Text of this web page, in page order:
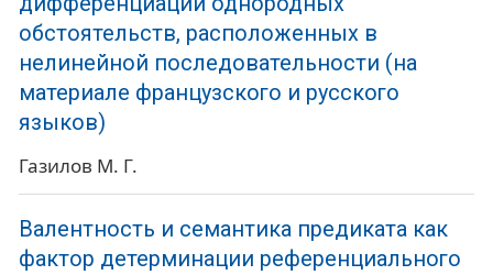
обстоятельств, расположенных в
нелинейной последовательности (на
материале французского и русского
языков)
Газилов М. Г.
Валентность и семантика предиката как
фактор детерминации референциального